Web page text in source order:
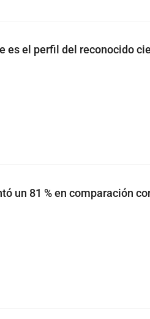
es el perfil del reconocido
un 81 % en comparación